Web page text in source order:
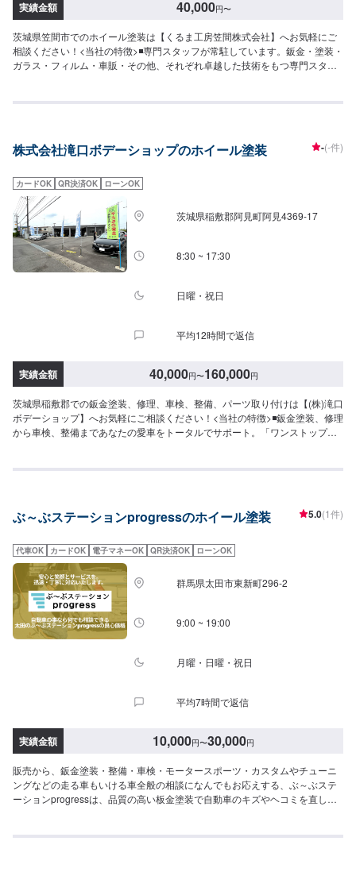
実績金額 40,000円〜
茨城県笠間市でのホイール塗装は【くるま工房笠間株式会社】へお気軽にご
相談ください！<当社の特徴>◾専門スタッフが常駐しています。鈑金・塗装・
ガラス・フィルム・車販・その他、それぞれ卓越した技術をもつ専門スタッ
間は保証します。◾土・日・祝も営業してるのでお客様がお休みでも見積・修
案！>★お安く済ませたい…★お時間があまり取れない…などのご相談もお気
にご納得いただければ作業開始【4】仕上がり次第納車-----納期について-----
納期は通常3日～5日程度で納車となります。(要相談)納期は前後する場合が
ございます。予めご了承ください。-----代車について-----代車をご用意してい
ます。お車の作業中は代車をご利用ください。※代車の燃料代はお客様にご負
担いただいております。-----ご来店時の注意、受付方法-----入庫の際はお気を
つけてお越しください。駐車スペースは事務所前の空いているスペースに駐
車してください。受付はスタッフへ「メンテモで予約しました」とお伝えく
連休のみ休み）営業時間：9:00~18:00
株式会社滝口ボデーショップのホイール塗装 -(-件)
カードOK QR決済OK ローンOK
茨城県稲敷郡阿見町阿見4369-17
8:30 ~ 17:30
日曜・祝日
平均12時間で返信
実績金額 40,000円〜160,000円
茨城県稲敷郡での鈑金塗装、修理、車検、整備、パーツ取り付けは【(株)滝口
ボデーショップ】へお気軽にご相談ください！<当社の特徴>◾鈑金塗装、修理
から車検、整備まであなたの愛車をトータルでサポート。「ワンストップ」
んでもお問い合わせください。◾プロの熟練の技が納得の仕上がりをお約束。
質への絶対の自信。とにかく安心してお任せください。<ご希望と条件に応じ
客様目線での最善のメニューと車輌価値をできる限り下げない処理をいかに
提案できるか。」それが「サービス業」としてのプライド。お客様それぞれ
のニーズや条件に確実に応えることにこだわります。【1】オファーにてお問
い合わせ【2】お見積り【3】お見積りにご納得いただければ作業開始【4】
仕上がり次第納車-----納期について-----納期は通常3日程度で納車となりま
す。(要相談)納期は前後する場合がございます。予めご了承ください。-----ご
来店時の注意、受付方法-----入庫の際はお気をつけてお越しください。駐車ス
フへ「メンテモで予約しました」とお伝えください。ご案内いたします。
ぶ～ぶステーションprogressのホイール塗装 5.0(1件)
代車OK カードOK 電子マネーOK QR決済OK ローンOK
群馬県太田市東新町296-2
9:00 ~ 19:00
月曜・日曜・祝日
平均7時間で返信
実績金額 10,000円〜30,000円
販売から、鈑金塗装・整備・車検・モータースポーツ・カスタムやチューニ
ングなどの走る車もいける車全般の相談になんでもお応えする、ぶ～ぶステ
ーションprogressは、品質の高い板金塗装で自動車のキズやヘコミを直しま
ので、お気軽にお問い合わせください。ブレーキパッドの交換や車内のクリ